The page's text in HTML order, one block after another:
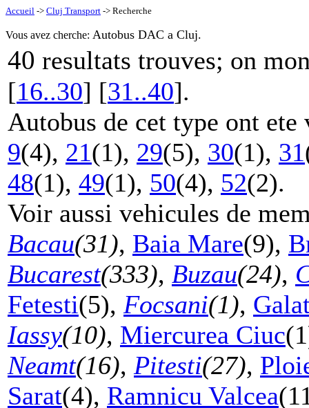
Accueil -> Cluj Transport -> Recherche
Vous avez cherche: Autobus DAC a Cluj.
40 resultats trouves; on
[16..30] [31..40].
Autobus de cet type ont
9(4), 21(1), 29(5), 30(1), 31
48(1), 49(1), 50(4), 52(2).
Voir aussi vehicules de
Bacau(31), Baia Mare(9),
Bucarest(333), Buzau(24),
Fetesti(5), Focsani(1),
Iassy(10), Miercurea Ciuc
Neamt(16), Pitesti(27),
Sarat(4), Ramnicu Valcea